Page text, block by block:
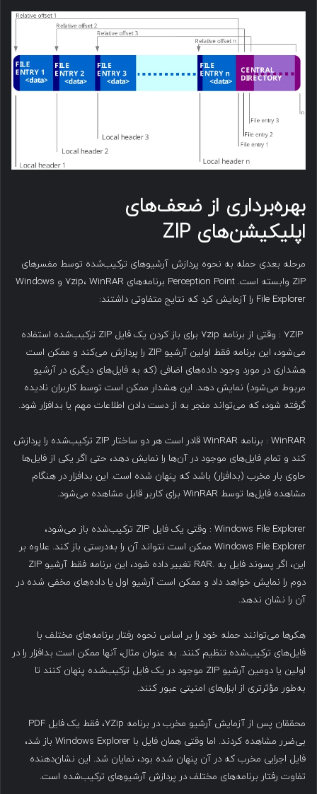
بهره‌برداری از ضعف‌های
اپلیکیشن‌های
مرحله بعدی حمله به نحوه پردازش آرشیوهای ترکیب‌شده توسط مفسرهای
ZIP وابسته است. Perception Point برنامه‌های ۷zip، WinRAR و Windows
File Explorer را آزمایش کرد که نتایج متفاوتی داشتند:
۷ZIP : وقتی از برنامه ۷zip برای باز کردن یک فایل ZIP ترکیب‌شده استفاده
می‌شود، این برنامه فقط اولین آرشیو ZIP را پردازش می‌کند و ممکن است
هشداری در مورد وجود داده‌های اضافی (که به فایل‌های دیگری در آرشیو
مربوط می‌شود) نمایش دهد. این هشدار ممکن است توسط کاربران نادیده
گرفته شود، که می‌تواند منجر به از دست دادن اطلاعات مهم یا بدافزار شود.
WinRAR : برنامه WinRAR قادر است هر دو ساختار ZIP ترکیب‌شده را پردازش
کند و تمام فایل‌های موجود در آن‌ها را نمایش دهد، حتی اگر یکی از فایل‌ها
حاوی بار مخرب (بدافزار) باشد که پنهان شده است. این بدافزار در هنگام
مشاهده فایل‌ها توسط WinRAR برای کاربر قابل مشاهده می‌شود.
Windows File Explorer : وقتی یک فایل ZIP ترکیب‌شده باز می‌شود،
Windows File Explorer ممکن است نتواند آن را به‌درستی باز کند. علاوه بر
این، اگر پسوند فایل به .RAR تغییر داده شود، این برنامه فقط آرشیو ZIP
دوم را نمایش خواهد داد و ممکن است آرشیو اول یا داده‌های مخفی شده در
آن را نشان ندهد.
هکرها می‌توانند حمله خود را بر اساس نحوه رفتار برنامه‌های مختلف با
فایل‌های ترکیب‌شده تنظیم کنند. به عنوان مثال، آنها ممکن است بدافزار را در
اولین یا دومین آرشیو ZIP موجود در یک فایل ترکیب‌شده پنهان کنند تا
به‌طور مؤثرتری از ابزارهای امنیتی عبور کنند.
محققان پس از آزمایش آرشیو مخرب در برنامه ۷Zip، فقط یک فایل PDF
بی‌ضرر مشاهده کردند. اما وقتی همان فایل با Windows Explorer باز شد،
فایل اجرایی مخرب که در آن پنهان شده بود، نمایان شد. این نشان‌دهنده
تفاوت رفتار برنامه‌های مختلف در پردازش آرشیوهای ترکیب‌شده است.